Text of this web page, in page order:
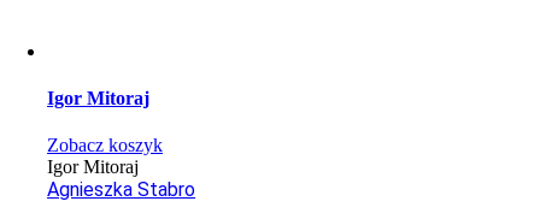
Igor Mitoraj
Zobacz koszyk
Igor Mitoraj
Agnieszka Stabro